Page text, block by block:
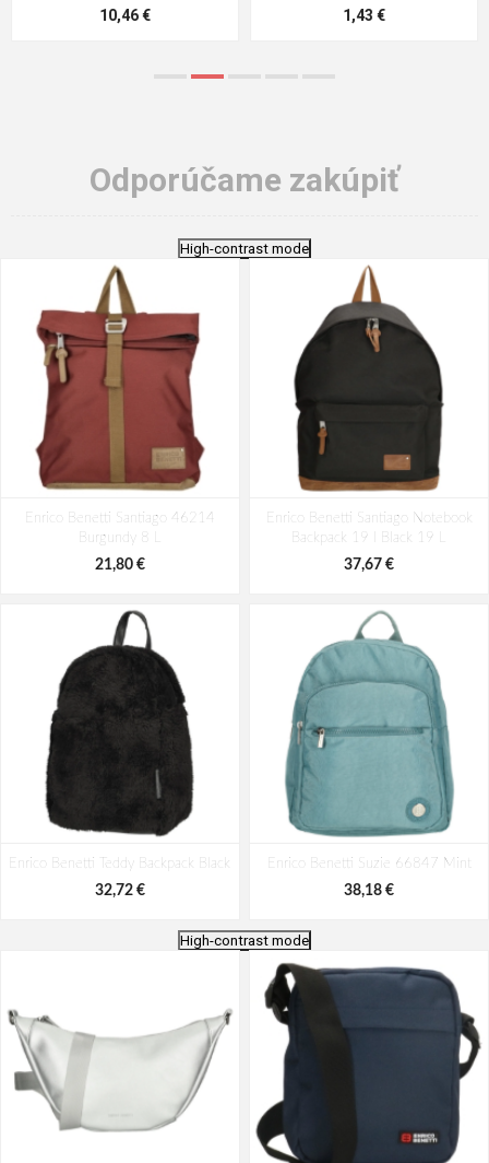
10,46 € 1,43 €
Odporúčame zakúpiť
High-contrast mode
Enrico Benetti Santiago 46214
Burgundy 8 L
21,80 €
Enrico Benetti Santiago Notebook
Backpack 19 l Black 19 L
37,67 €
Enrico Benetti Teddy Backpack Black
32,72 €
Enrico Benetti Suzie 66847 Mint
38,18 €
High-contrast mode